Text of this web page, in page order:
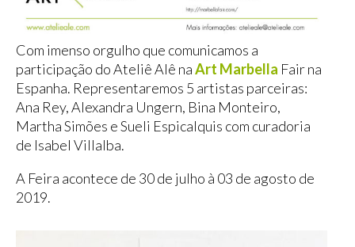
Com imenso orgulho que comunicamos a
participação do Ateliê Alê naArt Marbella Fair na
Espanha. Representaremos 5 artistas parceiras:
Ana Rey, Alexandra Ungern, Bina Monteiro,
Martha Simões e Sueli Espicalquis com curadoria
de Isabel Villalba.
A Feira acontece de 30 de julho à 03 de agosto de
2019.